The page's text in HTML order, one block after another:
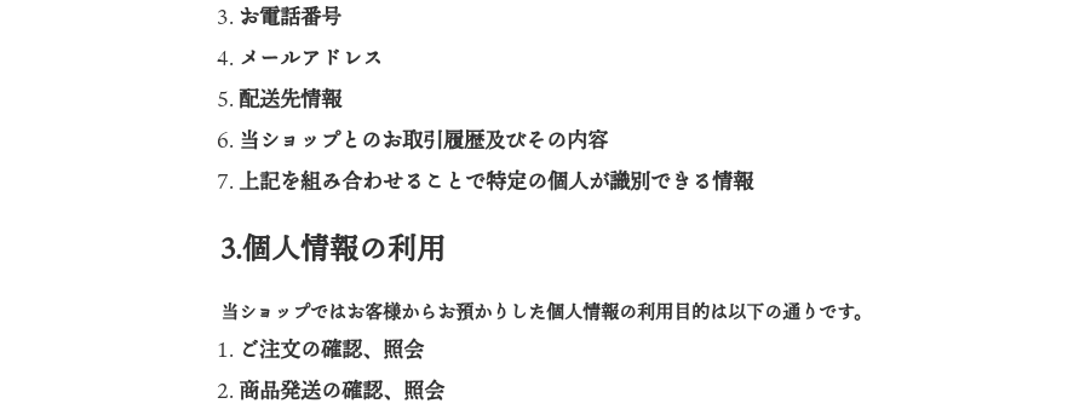
お電話番号
メールアドレス
配送先情報
当ショップとのお取引履歴及びその内容
上記を組み合わせることで特定の個人が識別できる情報
3.個人情報の利用
当ショップではお客様からお預かりした個人情報の利用目的は以下の通りです。
ご注文の確認、照会
商品発送の確認、照会